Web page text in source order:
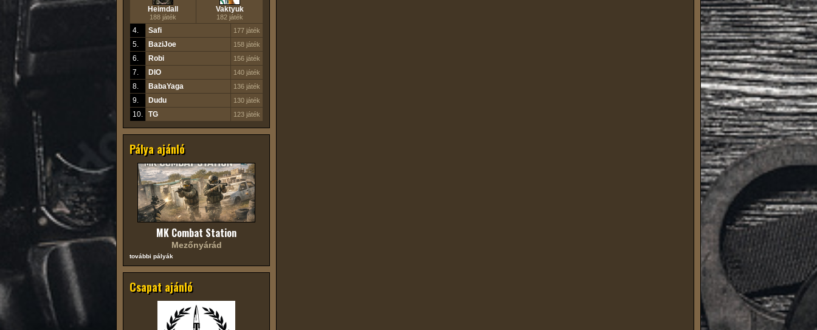
Heimdall
188 játék
Vaktyuk
182 játék
4. Safi 177 játék
5. BaziJoe 158 játék
6. Robi 156 játék
7. DIO 140 játék
8. BabaYaga 136 játék
9. Dudu 130 játék
10. TG 123 játék
Pálya ajánló
MK Combat Station
Mezőnyárád
további pályák
Csapat ajánló